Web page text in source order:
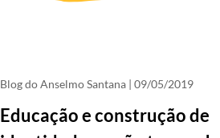
Blog do Anselmo Santana | 09/05/2019
Educação e construção de